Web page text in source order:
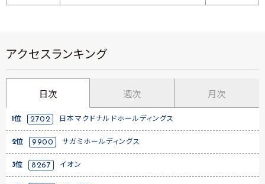
アクセスランキング
日次 週次 月次
1位 2702 日本マクドナルドホールディングス
2位 9900 サガミホールディングス
3位 8267 イオン